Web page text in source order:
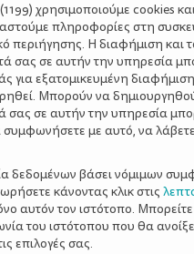
(1199) χρησιμοποιούμε cookies
πληροφορίες στη
περιήγησης. Η διαφήμιση
σας σε αυτήν την υπηρεσία
για εξατομικευμένη
Μπορούν να
σε αυτήν την υπηρεσία
με αυτό, να
δεδομένων βάσει νόμιμων
κάνοντας κλικ στις
αυτόν τον ιστότοπο.
του ιστότοπου που θα
επιλογές σας.